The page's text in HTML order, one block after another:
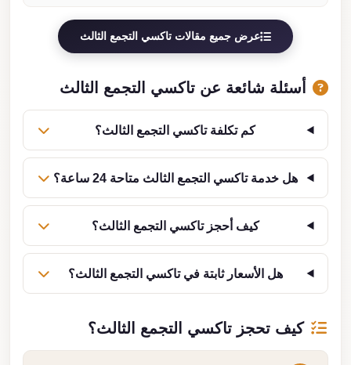
عرض جميع مقالات تاكسي التجمع الثالث
أسئلة شائعة عن تاكسي التجمع الثالث
كم تكلفة تاكسي التجمع الثالث؟
هل خدمة تاكسي التجمع الثالث متاحة 24 ساعة؟
كيف أحجز تاكسي التجمع الثالث؟
هل الأسعار ثابتة في تاكسي التجمع الثالث؟
كيف تحجز تاكسي التجمع الثالث؟